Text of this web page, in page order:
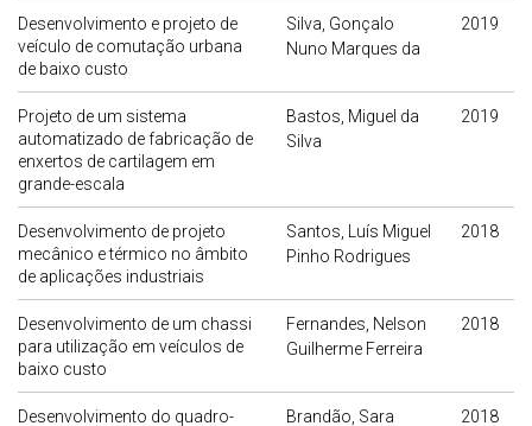
Desenvolvimento e projeto de
veículo de comutação urbana
de baixo custo
Silva, Gonçalo
Nuno Marques da
2019
Projeto de um sistema
automatizado de fabricação de
enxertos de cartilagem em
grande-escala
Bastos, Miguel da
Silva
2019
Desenvolvimento de projeto
mecânico e térmico no âmbito
de aplicações industriais
Santos, Luís Miguel
Pinho Rodrigues
2018
Desenvolvimento de um chassi
para utilização em veículos de
baixo custo
Fernandes, Nelson
Guilherme Ferreira
2018
Desenvolvimento do quadro-
Brandão, Sara
2018